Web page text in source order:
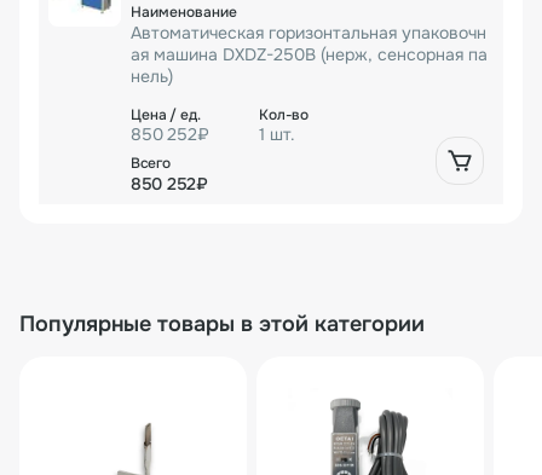
Автоматическая горизонтальная упаковочн
ая машина DXDZ-250B (нерж, сенсорная па
нель)
850 252₽ 1 шт.
850 252₽
Популярные товары в этой категории